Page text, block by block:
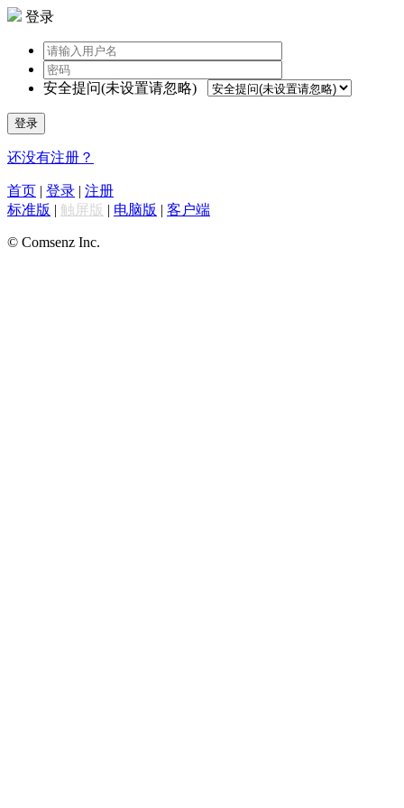
登录
安全提问(未设置请忽略)
登录
还没有注册？
首页 | 登录 | 注册
标准版 | 触屏版 | 电脑版 | 客户端
© Comsenz Inc.